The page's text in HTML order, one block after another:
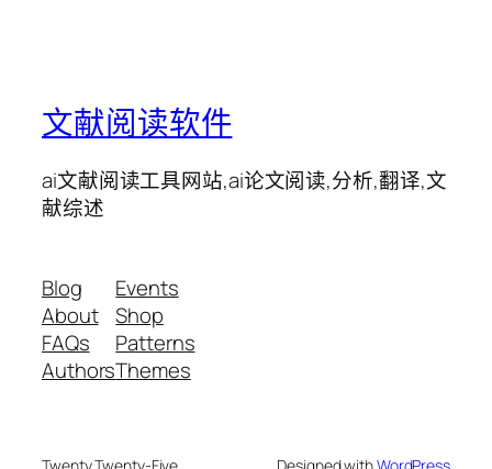
文献阅读软件
ai文献阅读工具网站,ai论文阅读,分析,翻译,文
献综述
Blog
About
FAQs
Authors
Events
Shop
Patterns
Themes